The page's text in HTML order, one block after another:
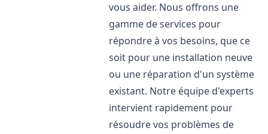
vous aider. Nous offrons une
gamme de services pour
répondre à vos besoins, que ce
soit pour une installation neuve
ou une réparation d'un système
existant. Notre équipe d'experts
intervient rapidement pour
résoudre vos problèmes de